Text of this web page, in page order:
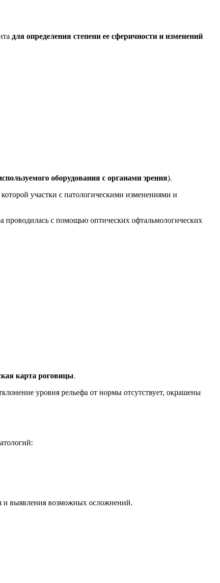
для определения степени ее сферичности и изменений
оборудования с органами зрения).
участки с патологическими изменениями и
с помощью оптических офтальмологических
карта роговицы.
уровня рельефа от нормы отсутствует, окрашены
и выявления возможных осложнений.